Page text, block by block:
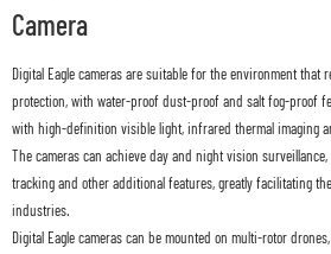
Camera
Digital Eagle cameras are suitable for the environment that
protection, with water-proof dust-proof and salt fog-proof
with high-definition visible light, infrared thermal imaging
The cameras can achieve day and night vision
tracking and other additional features, greatly facilitating
industries.
Digital Eagle cameras can be mounted on multi-rotor